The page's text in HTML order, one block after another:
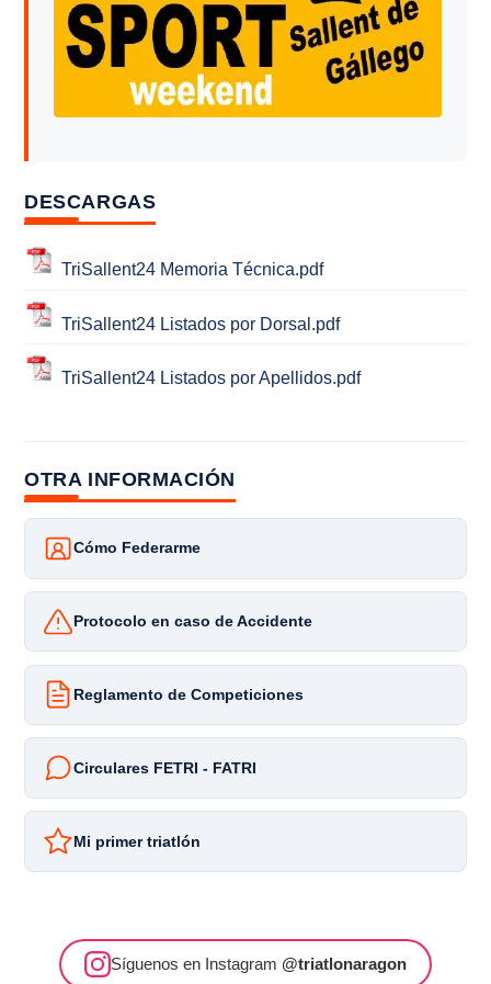
DESCARGAS
TriSallent24 Memoria Técnica.pdf
TriSallent24 Listados por Dorsal.pdf
TriSallent24 Listados por Apellidos.pdf
OTRA INFORMACIÓN
Cómo Federarme
Protocolo en caso de Accidente
Reglamento de Competiciones
Circulares FETRI - FATRI
Mi primer triatlón
Síguenos en Instagram @triatlonaragon